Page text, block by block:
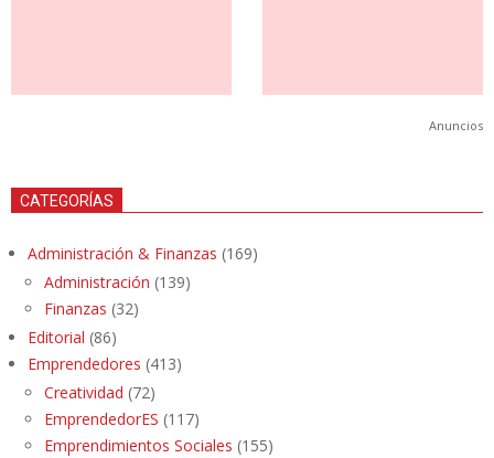
Anuncios
CATEGORÍAS
Administración & Finanzas (169)
Administración (139)
Finanzas (32)
Editorial (86)
Emprendedores (413)
Creatividad (72)
EmprendedorES (117)
Emprendimientos Sociales (155)